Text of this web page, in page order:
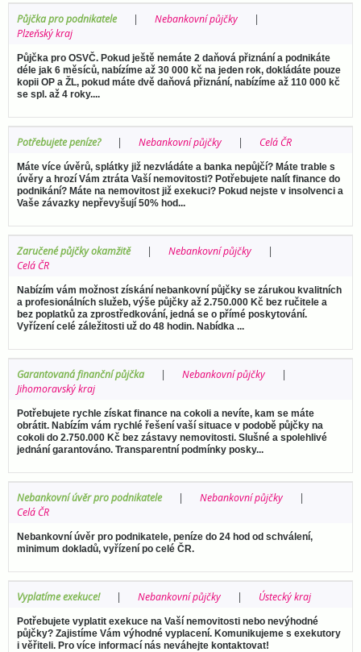
Půjčka pro podnikatele
Nebankovní půjčky
Plzeňský kraj
Půjčka pro OSVČ. Pokud ještě nemáte 2 daňová přiznání a podnikáte
déle jak 6 měsíců, nabízíme až 30 000 kč na jeden rok, dokládáte pouze
kopii OP a ŽL, pokud máte dvě daňová přiznání, nabízíme až 110 000 kč
se spl. až 4 roky....
Potřebujete peníze? Nebankovní půjčky Celá ČR
Máte více úvěrů, splátky již nezvládáte a banka nepůjčí? Máte trable s
úvěry a hrozí Vám ztráta Vaší nemovitosti? Potřebujete nalít finance do
podnikání? Máte na nemovitost již exekuci? Pokud nejste v insolvenci a
Vaše závazky nepřevyšují 50% hod...
Zaručené půjčky okamžitě
Nebankovní půjčky
Celá ČR
Nabízím vám možnost získání nebankovní půjčky se zárukou kvalitních
a profesionálních služeb, výše půjčky až 2.750.000 Kč bez ručitele a
bez poplatků za zprostředkování, jedná se o přímé poskytování.
Vyřízení celé záležitosti už do 48 hodin. Nabídka ...
Garantovaná finanční půjčka
Nebankovní půjčky
Jihomoravský kraj
Potřebujete rychle získat finance na cokoli a nevíte, kam se máte
obrátit. Nabízím vám rychlé řešení vaší situace v podobě půjčky na
cokoli do 2.750.000 Kč bez zástavy nemovitosti. Slušné a spolehlivé
jednání garantováno. Transparentní podmínky posky...
Nebankovní úvěr pro podnikatele
Nebankovní půjčky
Celá ČR
Nebankovní úvěr pro podnikatele, peníze do 24 hod od schválení,
minimum dokladů, vyřízení po celé ČR.
Vyplatíme exekuce! Nebankovní půjčky Ústecký kraj
Potřebujete vyplatit exekuce na Vaší nemovitosti nebo nevýhodné
půjčky? Zajistíme Vám výhodné vyplacení. Komunikujeme s exekutory
i věřiteli. Pro více informací nás neváhejte kontaktovat!